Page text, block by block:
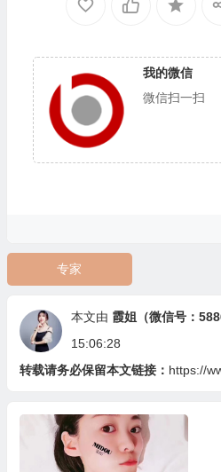
我的微信
微信扫一扫
专家
本文由 霞姐（微信号：
15:06:28
转载请务必保留本文链接： https://